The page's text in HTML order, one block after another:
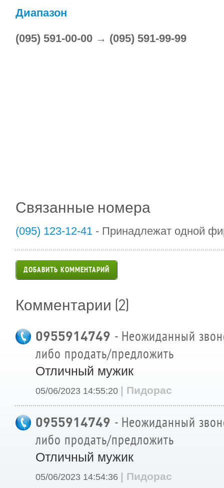
Диапазон
(095) 591-00-00 → (095) 591-99-99
Связанные номера
(095) 123-12-41 - Принадлежат одной
ДОБАВИТЬ КОММЕНТАРИЙ
Комментарии (2)
0955914749 - Неожиданный
либо продать/предложить
Отличный мужик
05/06/2023 14:55:20 | Пидорас
0955914749 - Неожиданный
либо продать/предложить
Отличный мужик
05/06/2023 14:54:36 | Пидорас